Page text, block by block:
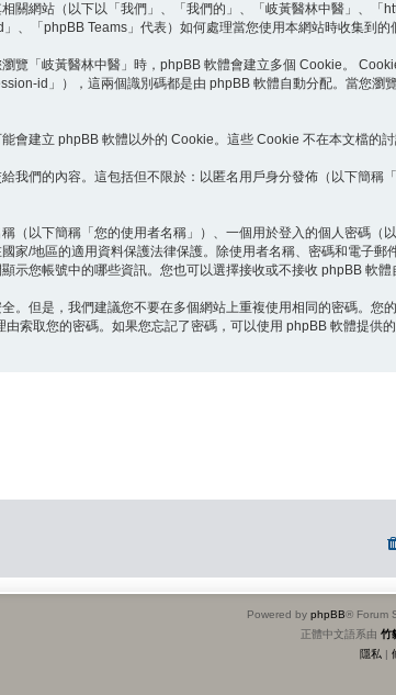
關網站（以下以「我們」、「我們的」、「岐黃醫林中醫」、
、「phpBB Teams」代表）如何處理當您使用本網站時收集到的
覽「岐黃醫林中醫」時，phpBB 軟體會建立多個 Cookie。
id」），這兩個識別碼都是由 phpBB 軟體自動分配。當您
會建立 phpBB 軟體以外的 Cookie。這些 Cookie 不在本文檔的
我們的內容。這包括但不限於：以匿名用戶身分發佈（以下簡
（以下簡稱「您的使用者名稱」）、一個用於登入的個人密碼
家/地區的適用資料保護法律保護。除使用者名稱、密碼和電子
示您帳號中的哪些資訊。您也可以選擇接收或不接收 phpBB 軟體
。但是，我們建議您不要在多個網站上重複使用相同的密碼。
索取您的密碼。如果您忘記了密碼，可以使用 phpBB 軟體提
Powered by phpBB® Forum
正體中文語系由 竹
隱私|